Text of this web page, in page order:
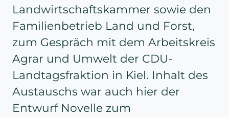
Landwirtschaftskammer sowie den
Familienbetrieb Land und Forst,
zum Gespräch mit dem Arbeitskreis
Agrar und Umwelt der CDU-
Landtagsfraktion in Kiel. Inhalt des
Austauschs war auch hier der
Entwurf Novelle zum